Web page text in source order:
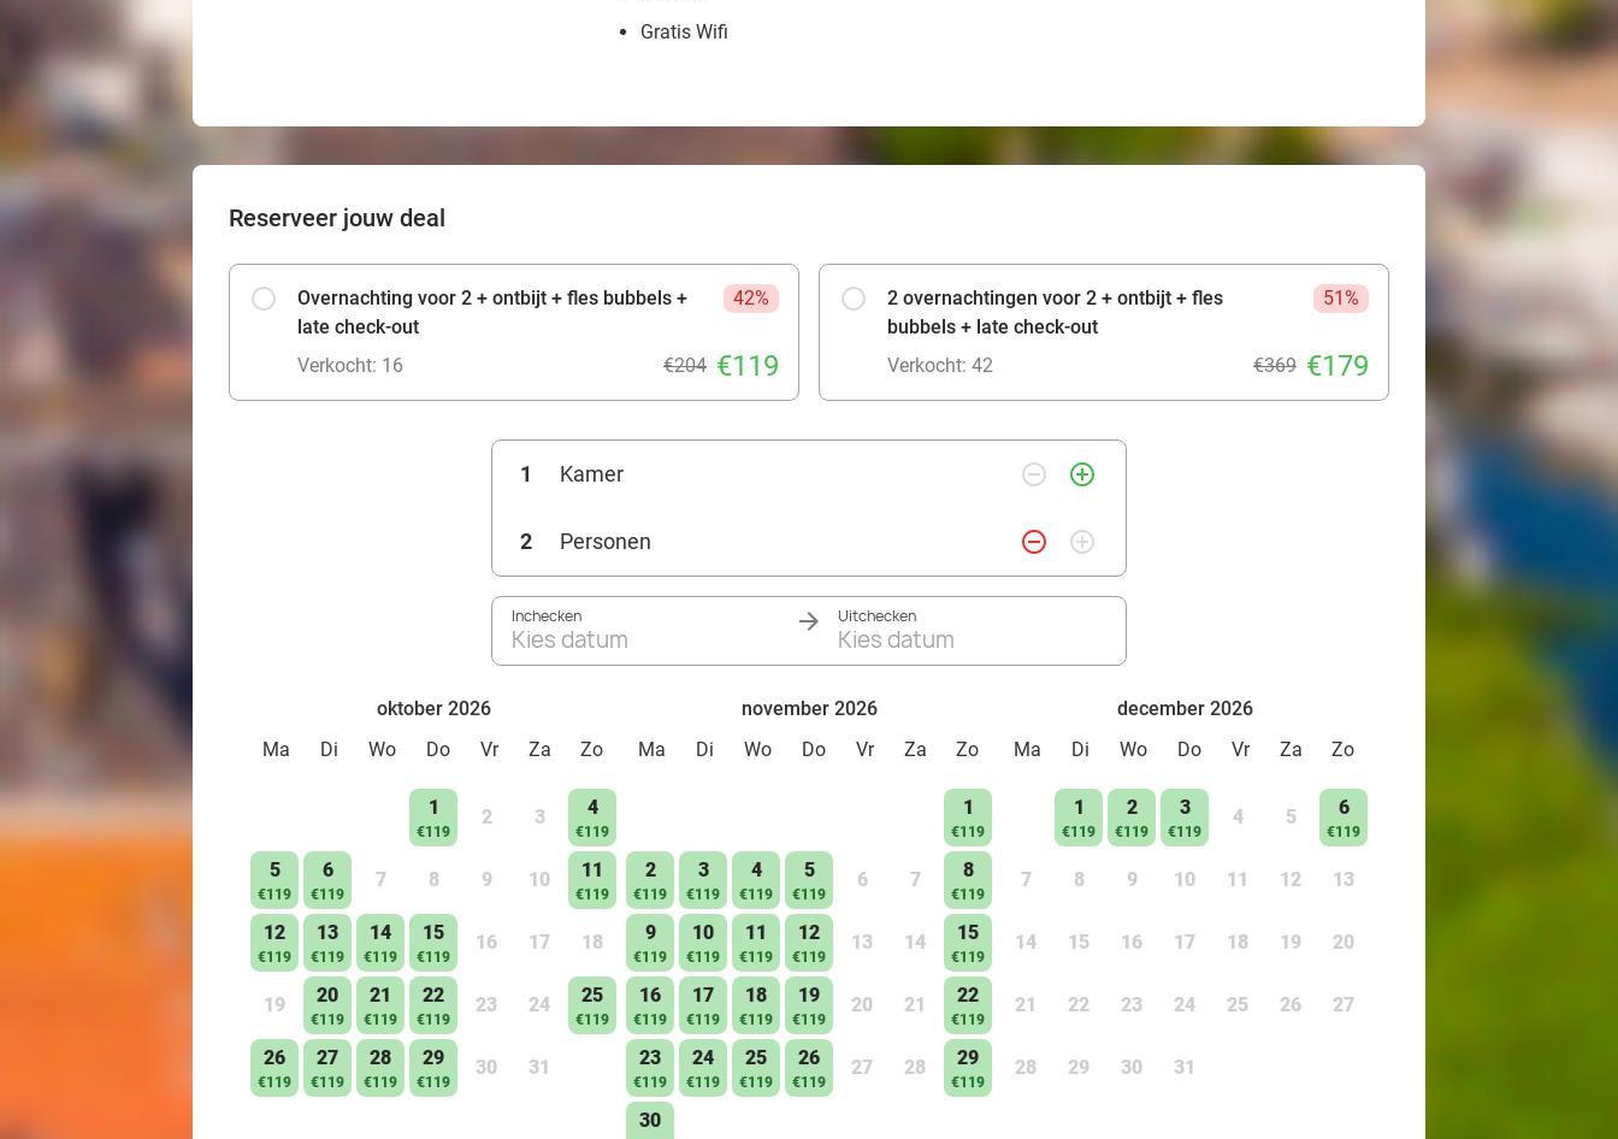
Gratis Wifi
Reserveer jouw deal
Overnachting voor 2 + ontbijt + fles bubbels +
late check-out
42%
Verkocht: 16 €204 €119
2 overnachtingen voor 2 + ontbijt + fles
bubbels + late check-out
51%
Verkocht: 42 €369 €179
1 Kamer remove_circle_outline add_circle_outline
2 Personen remove_circle_outline add_circle_outline
Inchecken
Kies datum
Uitchecken
Kies datum
oktober 2026
Ma
Di Wo Do Vr Za Zo
1
€119
2 3 4
€119
5
€119
6
€119
7 8 9 10 11
€119
12
€119
13
€119
14
€119
15
€119
16 17 18
19 20
€119
21
€119
22
€119
23 24 25
€119
26
€119
27
€119
28
€119
29
€119
30 31
november 2026
Ma
Di Wo Do Vr Za Zo
1
€119
2
€119
3
€119
4
€119
5
€119
6 7 8
€119
9
€119
10
€119
11
€119
12
€119
13 14 15
€119
16
€119
17
€119
18
€119
19
€119
20 21 22
€119
23
€119
24
€119
25
€119
26
€119
27 28 29
€119
30
december 2026
Ma
Di Wo Do Vr Za Zo
1
€119
2
€119
3
€119
4 5 6
€119
7 8 9 10 11 12 13
14 15 16 17 18 19 20
21 22 23 24 25 26 27
28 29 30 31